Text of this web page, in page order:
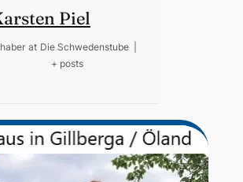
Piel
at Die Schwedenstube
+ posts